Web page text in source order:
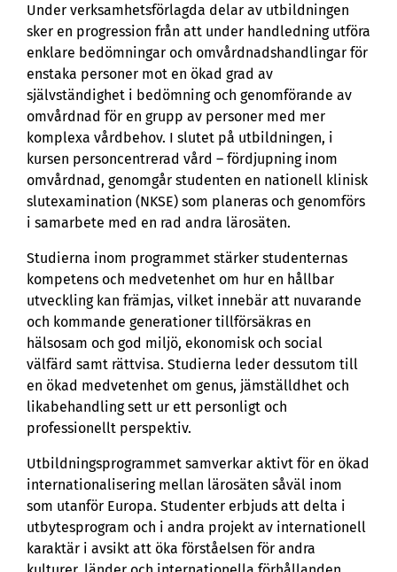
Under verksamhetsförlagda delar av utbildningen
sker en progression från att under handledning utföra
enklare bedömningar och omvårdnadshandlingar för
enstaka personer mot en ökad grad av
självständighet i bedömning och genomförande av
omvårdnad för en grupp av personer med mer
komplexa vårdbehov. I slutet på utbildningen, i
kursen personcentrerad vård – fördjupning inom
omvårdnad, genomgår studenten en nationell klinisk
slutexamination (NKSE) som planeras och genomförs
i samarbete med en rad andra lärosäten.
Studierna inom programmet stärker studenternas
kompetens och medvetenhet om hur en hållbar
utveckling kan främjas, vilket innebär att nuvarande
och kommande generationer tillförsäkras en
hälsosam och god miljö, ekonomisk och social
välfärd samt rättvisa. Studierna leder dessutom till
en ökad medvetenhet om genus, jämställdhet och
likabehandling sett ur ett personligt och
professionellt perspektiv.
Utbildningsprogrammet samverkar aktivt för en ökad
internationalisering mellan lärosäten såväl inom
som utanför Europa. Studenter erbjuds att delta i
utbytesprogram och i andra projekt av internationell
karaktär i avsikt att öka förståelsen för andra